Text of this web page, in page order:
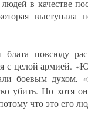
в качестве
выступала
блата повсюду
с целой армией.
боевым
убить. Но хотя
что это его